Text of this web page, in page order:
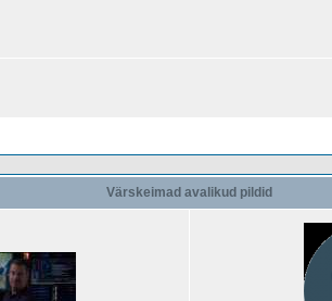
Värskeimad avalikud pildid